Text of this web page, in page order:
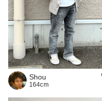
Shou
164cm